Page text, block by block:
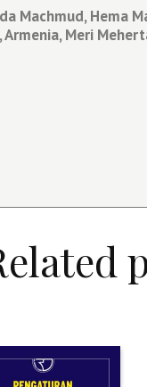
Machmud, Hema
Meri